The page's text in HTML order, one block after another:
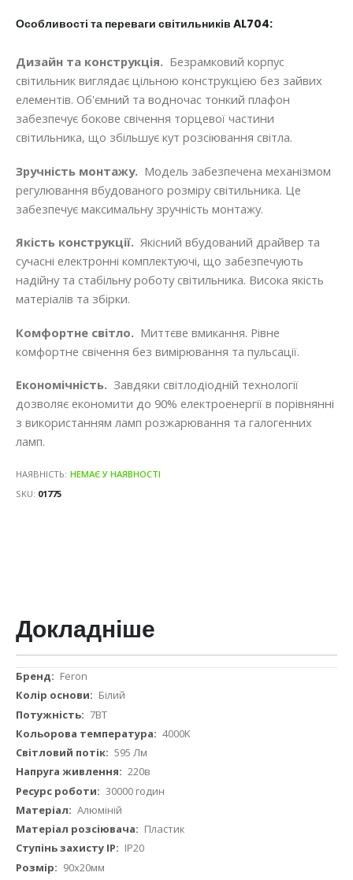
Особливості та переваги світильників AL704:
Дизайн та конструкція. Безрамковий корпус
світильник виглядає цільною конструкцією без зайвих
елементів. Об'ємний та водночас тонкий плафон
забезпечує бокове свічення торцевої частини
світильника, що збільшує кут розсіювання світла.
Зручність монтажу. Модель забезпечена механізмом
регулювання вбудованого розміру світильника. Це
забезпечує максимальну зручність монтажу.
Якість конструкції. Якісний вбудований драйвер та
сучасні електронні комплектуючі, що забезпечують
надійну та стабільну роботу світильника. Висока якість
матеріалів та збірки.
Комфортне світло. Миттєве вмикання. Рівне
комфортне свічення без вимірювання та пульсації.
Економічність. Завдяки світлодіодній технології
дозволяє економити до 90% електроенергії в порівнянні
з використанням ламп розжарювання та галогенних
ламп.
НАЯВНІСТЬ: НЕМАЄ У НАЯВНОСТІ
SKU 01775
Докладніше
ДокладнішеFeron
Білий
7ВТ
4000K
595 Лм
220в
30000 годин
Алюміній
Пластик
IP20
90х20мм